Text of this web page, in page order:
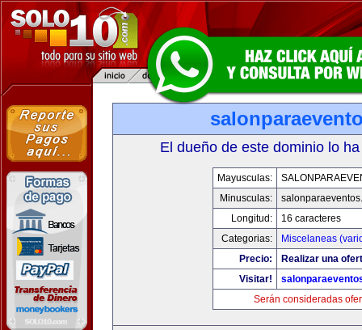
El dueño de este dominio lo
Mayusculas:
Minusculas:
Longitud:
16 caracteres
Categorias:
Miscelaneas
Precio:
Realizar una
Visitar!
Serán consideradas